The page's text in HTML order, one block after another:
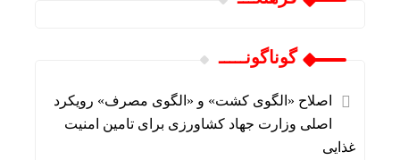
گوناگونـــــ
اصلاح «الگوی کشت» و «الگوی مصرف» رویکرد
اصلی وزارت جهاد کشاورزی برای تامین امنیت
غذایی